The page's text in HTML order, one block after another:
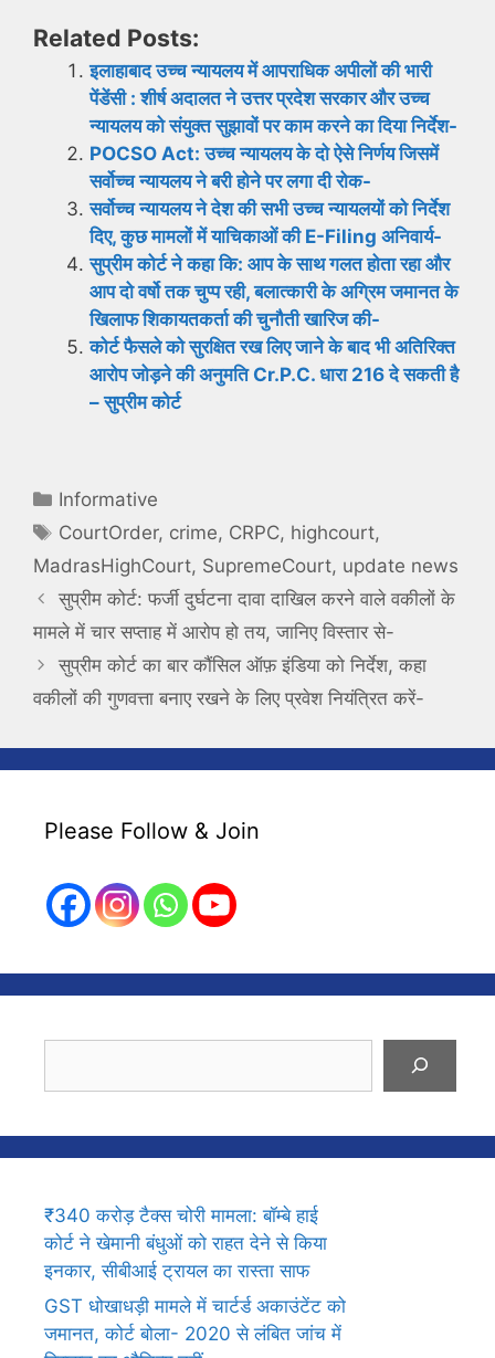
Related Posts:
इलाहाबाद उच्च न्यायलय में आपराधिक अपीलों की भारी
पेंडेंसी : शीर्ष अदालत ने उत्तर प्रदेश सरकार और उच्च
न्यायलय को संयुक्त सुझावों पर काम करने का दिया निर्देश-
POCSO Act: उच्च न्यायलय के दो ऐसे निर्णय जिसमें
सर्वोच्च न्यायलय ने बरी होने पर लगा दी रोक-
सर्वोच्च न्यायलय ने देश की सभी उच्च न्यायलयों को निर्देश
दिए, कुछ मामलों में याचिकाओं की E-Filing अनिवार्य-
सुप्रीम कोर्ट ने कहा कि: आप के साथ गलत होता रहा और
आप दो वर्षो तक चुप्प रही, बलात्कारी के अग्रिम जमानत के
खिलाफ शिकायतकर्ता की चुनौती खारिज की-
कोर्ट फैसले को सुरक्षित रख लिए जाने के बाद भी अतिरिक्त
आरोप जोड़ने की अनुमति Cr.P.C. धारा 216 दे सकती है
– सुप्रीम कोर्ट
Categories
Informative
Tags
CourtOrder, crime, CRPC, highcourt,
MadrasHighCourt, SupremeCourt, update news
सुप्रीम कोर्ट: फर्जी दुर्घटना दावा दाखिल करने वाले वकीलों के
मामले में चार सप्ताह में आरोप हो तय, जानिए विस्तार से-
सुप्रीम कोर्ट का बार कौंसिल ऑफ़ इंडिया को निर्देश, कहा
वकीलों की गुणवत्ता बनाए रखने के लिए प्रवेश नियंत्रित करें-
Please Follow & Join
₹340 करोड़ टैक्स चोरी मामला: बॉम्बे हाई
कोर्ट ने खेमानी बंधुओं को राहत देने से किया
इनकार, सीबीआई ट्रायल का रास्ता साफ
GST धोखाधड़ी मामले में चार्टर्ड अकाउंटेंट को
जमानत, कोर्ट बोला- 2020 से लंबित जांच में